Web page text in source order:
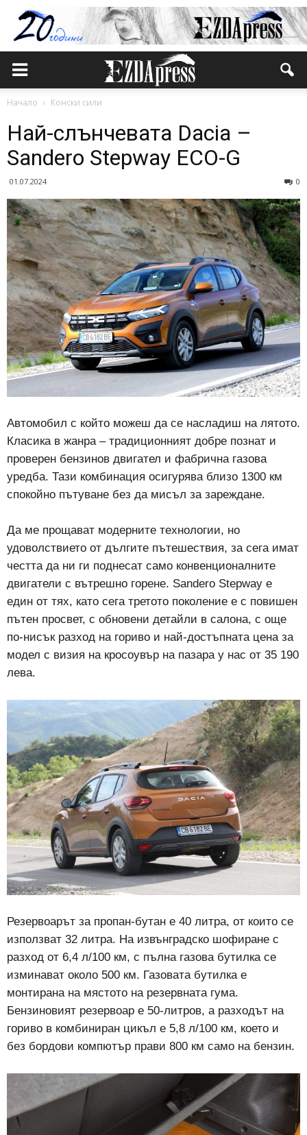
Начало Конски сили
Най-слънчевата Dacia –
Sandero Stepway ECO-G
01.07.2024 0
Автомобил с който можеш да се насладиш на лятото.
Класика в жанра – традиционният добре познат и
проверен бензинов двигател и фабрична газова
уредба. Тази комбинация осигурява близо 1300 км
спокойно пътуване без да мисъл за зареждане.
Да ме прощават модерните технологии, но
удоволствието от дългите пътешествия, за сега имат
честта да ни ги поднесат само конвенционалните
двигатели с вътрешно горене. Sandero Stepway е
един от тях, като сега третото поколение е с повишен
пътен просвет, с обновени детайли в салона, с още
по-нисък разход на гориво и най-достъпната цена за
модел с визия на кросоувър на пазара у нас от 35 190
лева.
Резервоарът за пропан-бутан е 40 литра, от които се
използват 32 литра. На извънградско шофиране с
разход от 6,4 л/100 км, с пълна газова бутилка се
изминават около 500 км. Газовата бутилка е
монтирана на мястото на резервната гума.
Бензиновият резервоар е 50-литров, а разходът на
гориво в комбиниран цикъл е 5,8 л/100 км, което и
без бордови компютър прави 800 км само на бензин.